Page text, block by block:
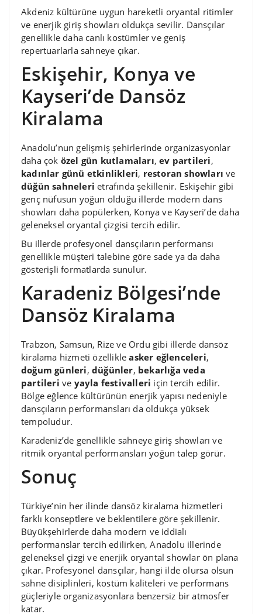
Akdeniz kültürüne uygun hareketli oryantal ritimler
ve enerjik giriş showları oldukça sevilir. Dansçılar
genellikle daha canlı kostümler ve geniş
repertuarlarla sahneye çıkar.
Eskişehir, Konya ve
Kayseri’de Dansöz
Kiralama
Anadolu’nun gelişmiş şehirlerinde organizasyonlar
daha çok özel gün kutlamaları,ev partileri,
kadınlar günü etkinlikleri, restoran showları ve
düğün sahneleri etrafında şekillenir. Eskişehir gibi
genç nüfusun yoğun olduğu illerde modern dans
showları daha popülerken, Konya ve Kayseri’de daha
geleneksel oryantal çizgisi tercih edilir.
Bu illerde profesyonel dansçıların performansı
genellikle müşteri talebine göre sade ya da daha
gösterişli formatlarda sunulur.
Karadeniz Bölgesi’nde
Dansöz Kiralama
Trabzon, Samsun, Rize ve Ordu gibi illerde dansöz
kiralama hizmeti özellikleasker eğlenceleri,
doğum günleri,düğünler, bekarlığa veda
partileri ve yayla festivalleri için tercih edilir.
Bölge eğlence kültürünün enerjik yapısı nedeniyle
dansçıların performansları da oldukça yüksek
tempoludur.
Karadeniz’de genellikle sahneye giriş showları ve
ritmik oryantal performansları yoğun talep görür.
Sonuç
Türkiye’nin her ilinde dansöz kiralama hizmetleri
farklı konseptlere ve beklentilere göre şekillenir.
Büyükşehirlerde daha modern ve iddialı
performanslar tercih edilirken, Anadolu illerinde
geleneksel çizgi ve enerjik oryantal showlar ön plana
çıkar. Profesyonel dansçılar, hangi ilde olursa olsun
sahne disiplinleri, kostüm kaliteleri ve performans
güçleriyle organizasyonlara benzersiz bir atmosfer
katar.